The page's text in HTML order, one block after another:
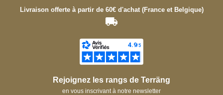
Livraison offerte à partir de 60€ d'achat (France et Belgique)
Rejoignez les rangs de Terräng
en vous inscrivant à notre newsletter